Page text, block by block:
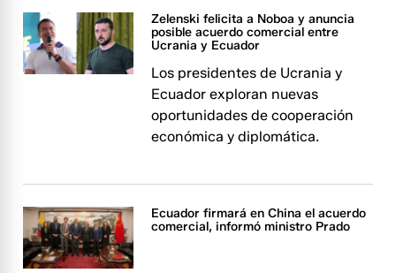
Zelenski felicita a Noboa y anuncia
posible acuerdo comercial entre
Ucrania y Ecuador
Los presidentes de Ucrania y
Ecuador exploran nuevas
oportunidades de cooperación
económica y diplomática.
Ecuador firmará en China el acuerdo
comercial, informó ministro Prado